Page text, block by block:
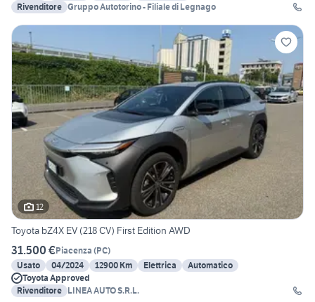
Rivenditore Gruppo Autotorino - Filiale di Legnago
12
Toyota bZ4X EV (218 CV) First Edition AWD
31.500 €Piacenza (PC)
Usato
04/2024 12900 Km Elettrica
Automatico
Toyota Approved
Rivenditore LINEA AUTO S.R.L.